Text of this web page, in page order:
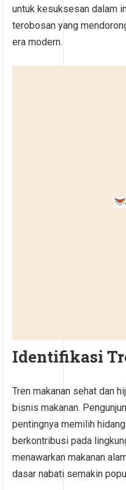
untuk kesuksesan dalam
terobosan yang
era modern.
Identifikasi
Tren makanan sehat dan
bisnis makanan.
pentingnya memilih
berkontribusi pada
menawarkan makanan
dasar nabati semakin